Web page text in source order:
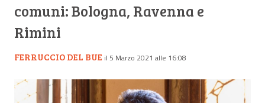
comuni: Bologna, Ravenna e
Rimini
FERRUCCIO DEL BUE il 5 Marzo 2021 alle 16:08